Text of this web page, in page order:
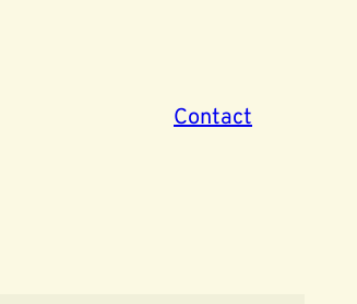
Contact